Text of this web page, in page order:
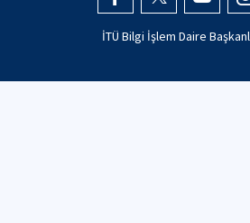
İTÜ Bilgi İşlem Daire